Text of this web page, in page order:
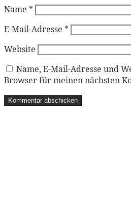
Name *
E-Mail-Adresse *
Website
Name, E-Mail-Adresse und
Browser für meinen nächsten